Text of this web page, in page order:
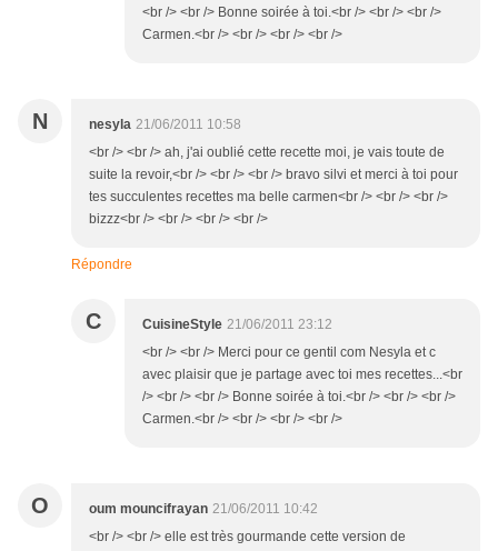
<br /> <br /> Bonne soirée à toi.<br /> <br /> <br />
Carmen.<br /> <br /> <br /> <br />
N nesyla 21/06/2011 10:58
<br /> <br /> ah, j'ai oublié cette recette moi, je vais toute de
suite la revoir,<br /> <br /> <br /> bravo silvi et merci à toi pour
tes succulentes recettes ma belle carmen<br /> <br /> <br />
bizzz<br /> <br /> <br /> <br />
Répondre
C CuisineStyle 21/06/2011 23:12
<br /> <br /> Merci pour ce gentil com Nesyla et c
avec plaisir que je partage avec toi mes recettes...<br
/> <br /> <br /> Bonne soirée à toi.<br /> <br /> <br />
Carmen.<br /> <br /> <br /> <br />
O oum mouncifrayan 21/06/2011 10:42
<br /> <br /> elle est très gourmande cette version de